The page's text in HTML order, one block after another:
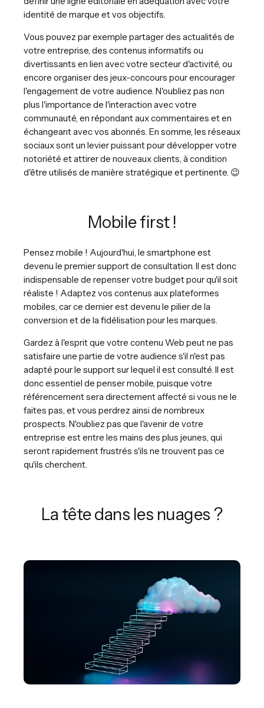
identité de marque et vos objectifs.
Vous pouvez par exemple partager des actualités de
votre entreprise, des contenus informatifs ou
divertissants en lien avec votre secteur d'activité, ou
encore organiser des jeux-concours pour encourager
l'engagement de votre audience. N'oubliez pas non
plus l'importance de l'interaction avec votre
communauté, en répondant aux commentaires et en
échangeant avec vos abonnés. En somme, les réseaux
sociaux sont un levier puissant pour développer votre
notoriété et attirer de nouveaux clients, à condition
d'être utilisés de manière stratégique et pertinente. 😉
Mobile first !
Pensez mobile ! Aujourd'hui, le smartphone est
devenu le premier support de consultation. Il est donc
indispensable de repenser votre budget pour qu'il soit
réaliste ! Adaptez vos contenus aux plateformes
mobiles, car ce dernier est devenu le pilier de la
conversion et de la fidélisation pour les marques.
Gardez à l'esprit que votre contenu Web peut ne pas
satisfaire une partie de votre audience s'il n'est pas
adapté pour le support sur lequel il est consulté. Il est
donc essentiel de penser mobile, puisque votre
référencement sera directement affecté si vous ne le
faites pas, et vous perdrez ainsi de nombreux
prospects. N'oubliez pas que l'avenir de votre
entreprise est entre les mains des plus jeunes, qui
seront rapidement frustrés s'ils ne trouvent pas ce
qu'ils cherchent.
La tête dans les nuages ?